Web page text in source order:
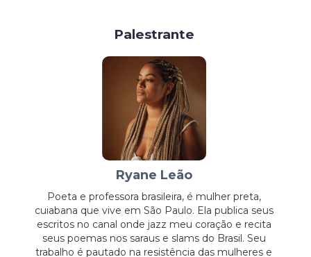
Palestrante
Ryane Leão
Poeta e professora brasileira, é mulher preta,
cuiabana que vive em São Paulo. Ela publica seus
escritos no canal onde jazz meu coração e recita
seus poemas nos saraus e slams do Brasil. Seu
trabalho é pautado na resistência das mulheres e